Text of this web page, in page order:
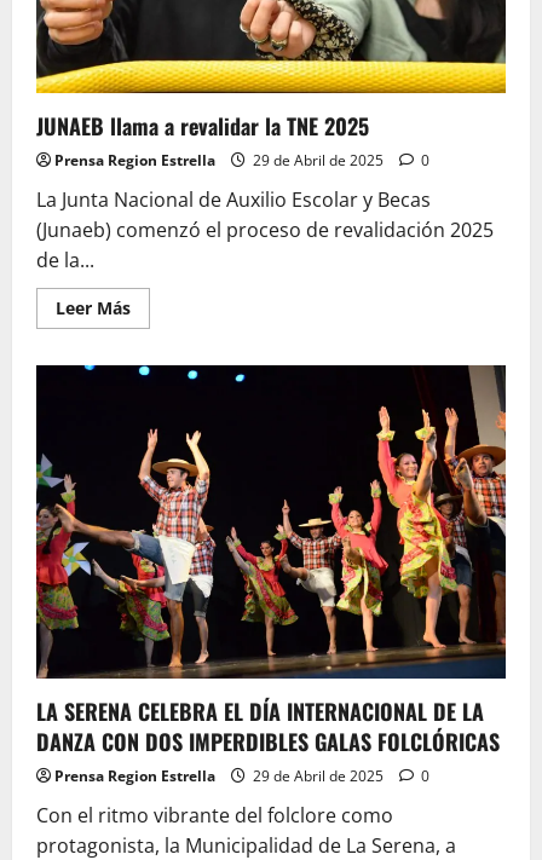
JUNAEB llama a revalidar la TNE 2025
Prensa Region Estrella 29 de Abril de 2025 0
La Junta Nacional de Auxilio Escolar y Becas
(Junaeb) comenzó el proceso de revalidación 2025
de la...
Leer MásLeer
más
JUNAEB
revalidar
TNE
2025
LA SERENA CELEBRA EL DÍA INTERNACIONAL DE LA
DANZA CON DOS IMPERDIBLES GALAS FOLCLÓRICAS
Prensa Region Estrella 29 de Abril de 2025 0
Con el ritmo vibrante del folclore como
protagonista, la Municipalidad de La Serena, a